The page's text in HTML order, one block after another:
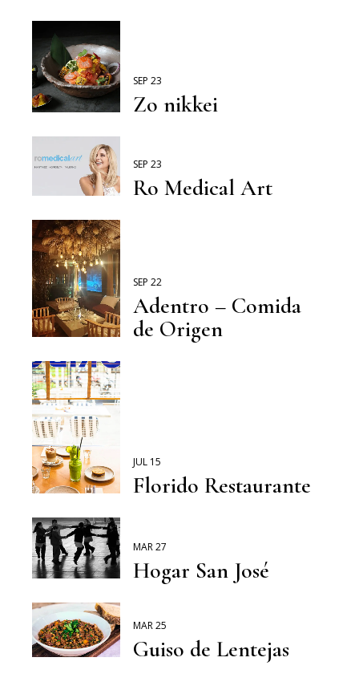
SEP 23
Zo nikkei
SEP 23
Ro Medical Art
SEP 22
Adentro – Comida
de Origen
JUL 15
Florido Restaurante
MAR 27
Hogar San José
MAR 25
Guiso de Lentejas